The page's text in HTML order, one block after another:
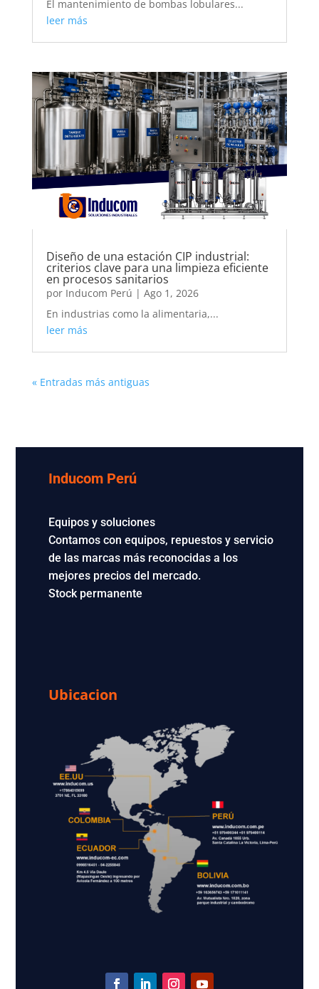
El mantenimiento de bombas lobulares...
leer más
Diseño de una estación CIP industrial:
criterios clave para una limpieza eficiente
en procesos sanitarios
por Inducom Perú | Ago 1, 2026
En industrias como la alimentaria,...
leer más
« Entradas más antiguas
Inducom Perú
Equipos y soluciones
Contamos con equipos, repuestos y servicio
de las marcas más reconocidas a los
mejores precios del mercado.
Stock permanente
Ubicacion